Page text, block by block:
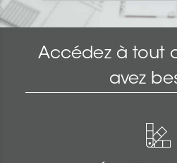
Accédez à tout
avez